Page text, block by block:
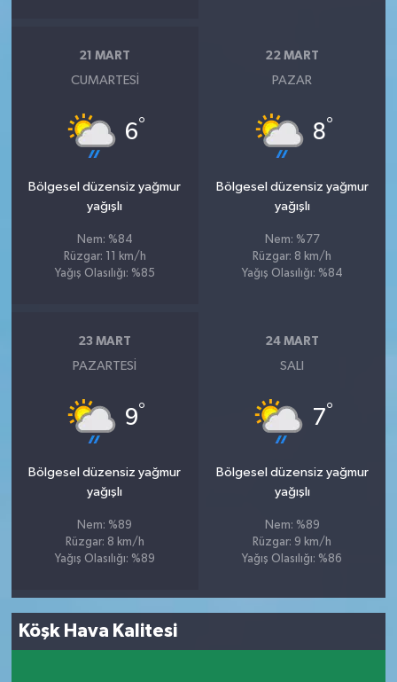
21 MART
CUMARTESI
6°
Bölgesel düzensiz yağmur
yağışlı
Nem: %84
Rüzgar: 11 km/h
Yağış Olasılığı: %85
22 MART
PAZAR
8°
Bölgesel düzensiz yağmur
yağışlı
Nem: %77
Rüzgar: 8 km/h
Yağış Olasılığı: %84
23 MART
PAZARTESI
9°
Bölgesel düzensiz yağmur
yağışlı
Nem: %89
Rüzgar: 8 km/h
Yağış Olasılığı: %89
24 MART
SALI
7°
Bölgesel düzensiz yağmur
yağışlı
Nem: %89
Rüzgar: 9 km/h
Yağış Olasılığı: %86
Köşk Hava Kalitesi